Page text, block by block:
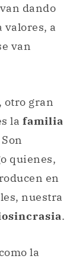
dando
valores, a
van
otro gran
la familia
Son
quienes,
en
nuestra
.
la